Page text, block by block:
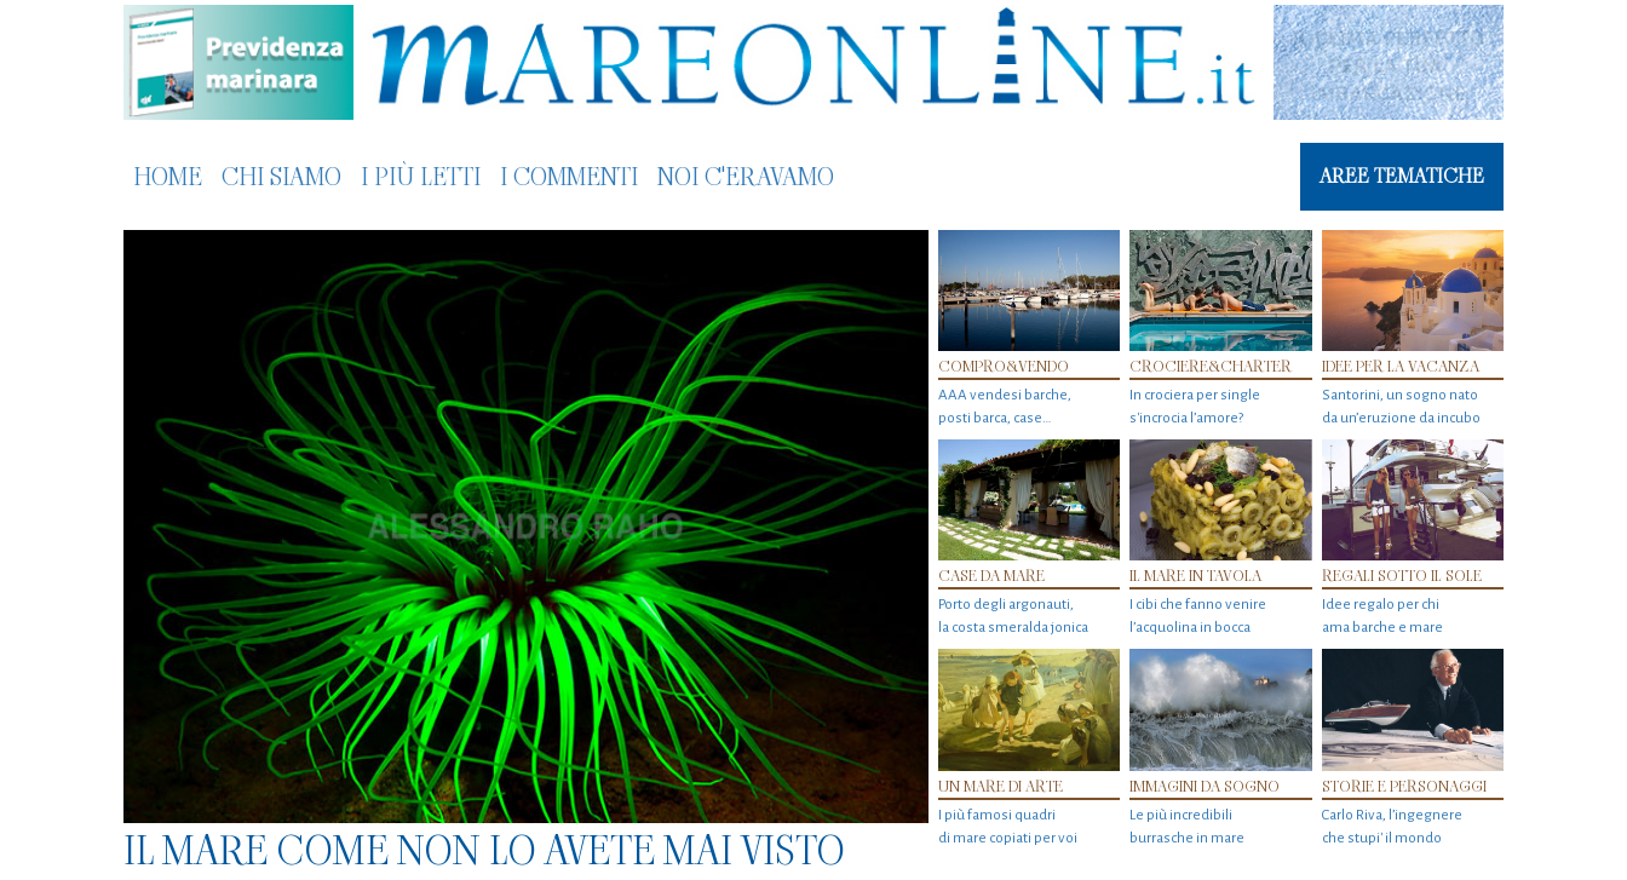
HOME CHI SIAMO I PIÙ LETTI I COMMENTI NOI C'ERAVAMO AREE TEMATICHE
IL MARE COME NON LO AVETE MAI VISTO
COMPRO&VENDO
AAA vendesi barche,
posti barca, case…
CROCIERE&CHARTER
In crociera per single
s'incrocia l’amore?
IDEE PER LA VACANZA
Santorini, un sogno nato
da un’eruzione da incubo
CASE DA MARE
Porto degli argonauti,
la costa smeralda jonica
IL MARE IN TAVOLA
I cibi che fanno venire
l’acquolina in bocca
REGALI SOTTO IL SOLE
Idee regalo per chi
ama barche e mare
UN MARE DI ARTE
I più famosi quadri
di mare copiati per voi
IMMAGINI DA SOGNO
Le più incredibili
burrasche in mare
STORIE E PERSONAGGI
Carlo Riva, l’ingegnere
che stupi' il mondo